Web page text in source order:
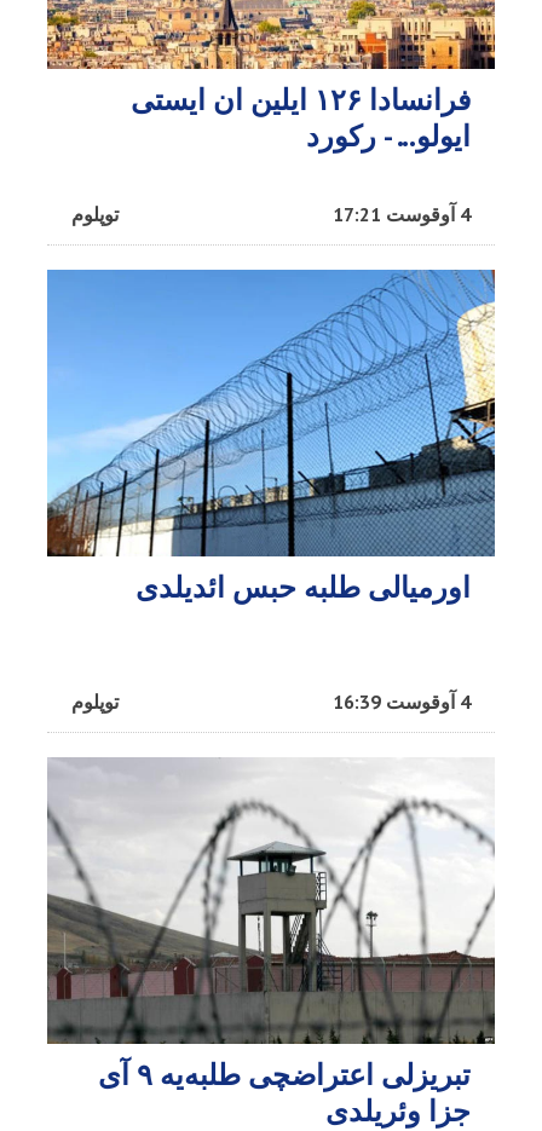
فرانسادا ۱۲۶ ایلین ان ایستی
ایولو... - رکورد
توپلوم 4 آوقوست 17:21
اورمیالی طلبه حبس ائدیلدی
توپلوم 4 آوقوست 16:39
تبریزلی اعتراضچی طلبه‌یه ۹ آی
جزا وئریلدی